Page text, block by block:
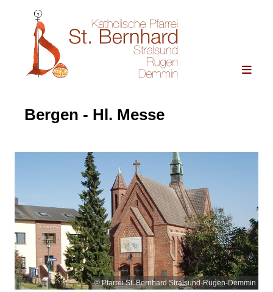
Bergen - Hl. Messe
© Pfarrei St. Bernhard Stralsund-Rügen-Demmin